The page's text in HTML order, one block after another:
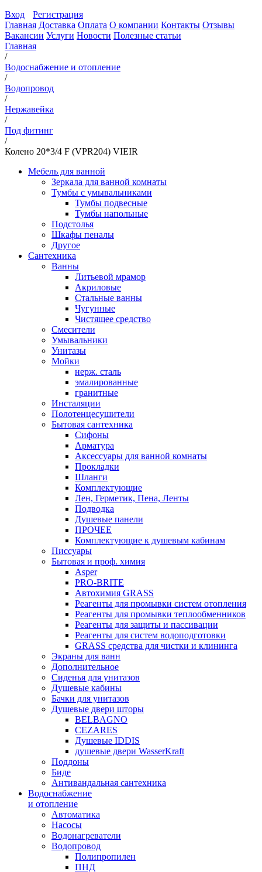
Вход
Регистрация
Главная Доставка Оплата О компании Контакты Отзывы
Вакансии Услуги Новости Полезные статьи
Главная
/
Водоснабжение и отопление
/
Водопровод
/
Нержавейка
/
Под фитинг
/
Колено 20*3/4 F (VPR204) VIEIR
Мебель для ванной
Зеркала для ванной комнаты
Тумбы с умывальниками
Тумбы подвесные
Тумбы напольные
Подстолья
Шкафы пеналы
Другое
Сантехника
Ванны
Литьевой мрамор
Акриловые
Стальные ванны
Чугунные
Чистящее средство
Смесители
Умывальники
Унитазы
Мойки
нерж. сталь
эмалированные
гранитные
Инсталяции
Полотенцесушители
Бытовая сантехника
Сифоны
Арматура
Аксессуары для ванной комнаты
Прокладки
Шланги
Комплектующие
Лен, Герметик, Пена, Ленты
Подводка
Душевые панели
ПРОЧЕЕ
Комплектующие к душевым кабинам
Писсуары
Бытовая и проф. химия
Asper
PRO-BRITE
Автохимия GRASS
Реагенты для промывки систем отопления
Реагенты для промывки теплообменников
Реагенты для защиты и пассивации
Реагенты для систем водоподготовки
GRASS средства для чистки и клининга
Экраны для ванн
Дополнительное
Сиденья для унитазов
Душевые кабины
Бачки для унитазов
Душевые двери шторы
BELBAGNO
CEZARES
Душевые IDDIS
душевые двери WasserKraft
Поддоны
Биде
Антивандальная сантехника
Водоснабжение
и отопление
Автоматика
Насосы
Водонагреватели
Водопровод
Полипропилен
ПНД